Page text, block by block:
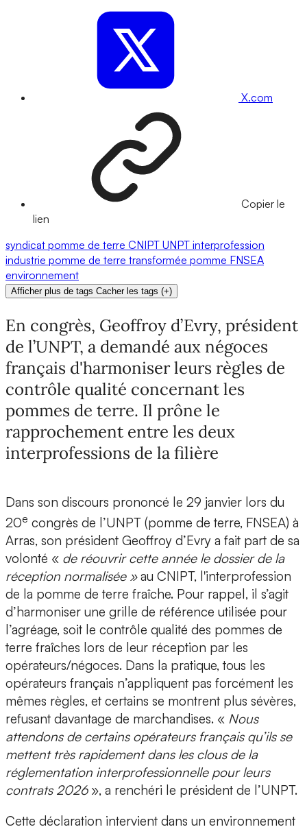
X.com
Copier le
lien
syndicat pomme de terre CNIPT UNPT interprofession
industrie pomme de terre transformée pomme FNSEA
environnement
Afficher plus de tags Cacher les tags (+)
En congrès, Geoffroy d’Evry, président
de l’UNPT, a demandé aux négoces
français d'harmoniser leurs règles de
contrôle qualité concernant les
pommes de terre. Il prône le
rapprochement entre les deux
interprofessions de la filière
Dans son discours prononcé le 29 janvier lors du
20e congrès de l’UNPT (pomme de terre, FNSEA) à
Arras, son président Geoffroy d’Evry a fait part de sa
volonté « de réouvrir cette année le dossier de la
réception normalisée »au CNIPT, l'interprofession
de la pomme de terre fraîche. Pour rappel, il s’agit
d’harmoniser une grille de référence utilisée pour
l’agréage, soit le contrôle qualité des pommes de
terre fraîches lors de leur réception par les
opérateurs/négoces. Dans la pratique, tous les
opérateurs français n’appliquent pas forcément les
mêmes règles, et certains se montrent plus sévères,
refusant davantage de marchandises. « Nous
attendons de certains opérateurs français qu’ils se
mettent très rapidement dans les clous de la
réglementation interprofessionnelle pour leurs
contrats 2026», a renchéri le président de l’UNPT.
Cette déclaration intervient dans un environnement